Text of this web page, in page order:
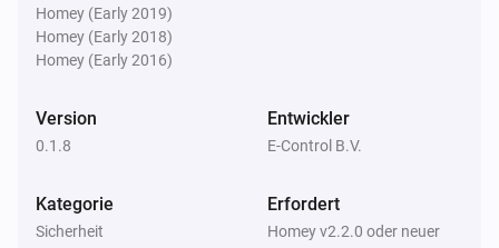
Flood Sensor
Der Wasser-Alarm ist ausgegangen
Glass Breakage Detector
Der Sabotage-Alarm ist ausgegangen
Homey (Early 2019)
Homey (Early 2018)
Homey (Early 2016)
Version
0.1.8
Entwickler
E-Control B.V.
Kategorie
Sicherheit
Erfordert
Homey v2.2.0 oder neuer